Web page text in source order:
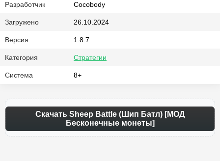
Разработчик Cocobody
Загружено 26.10.2024
Версия 1.8.7
Категория Стратегии
Система 8+
Скачать Sheep Battle (Шип Батл) [МОД
Бесконечные монеты]